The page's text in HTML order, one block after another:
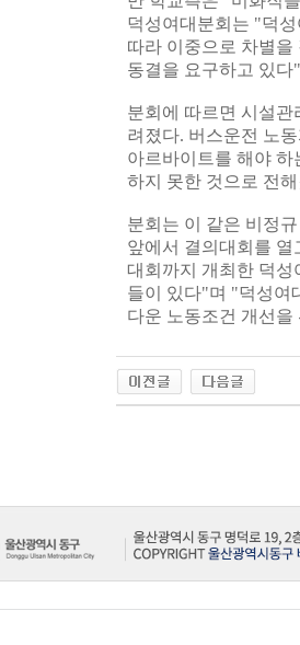
덕성여대분회는 "덕
따라 이중으로 차별
동결을 요구하고 있다
분회에 따르면 시설관
려졌다. 버스운전 노
아르바이트를 해야
하지 못한 것으로 전
분회는 이 같은 비정
앞에서 결의대회를
대회까지 개최한 덕성
들이 있다"며 "덕성여
다운 노동조건 개선